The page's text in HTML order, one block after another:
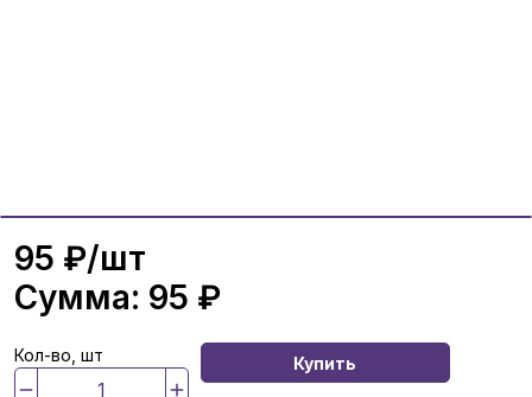
95 ₽/шт
Сумма: 95 ₽
Кол-во, шт Купить